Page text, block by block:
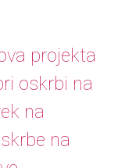
projekta
oskrbi na
na
na